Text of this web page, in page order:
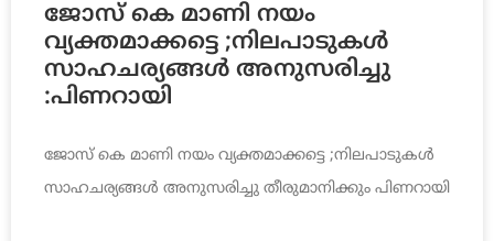
ജോസ് കെ മാണി നയം
വ്യക്തമാക്കട്ടെ ;നിലപാടുകൾ
സാഹചര്യങ്ങൾ അനുസരിച്ചു
:പിണറായി
ജോസ് കെ മാണി നയം വ്യക്തമാക്കട്ടെ ;നിലപാടുകൾ
സാഹചര്യങ്ങൾ അനുസരിച്ചു തീരുമാനിക്കും പിണറായി